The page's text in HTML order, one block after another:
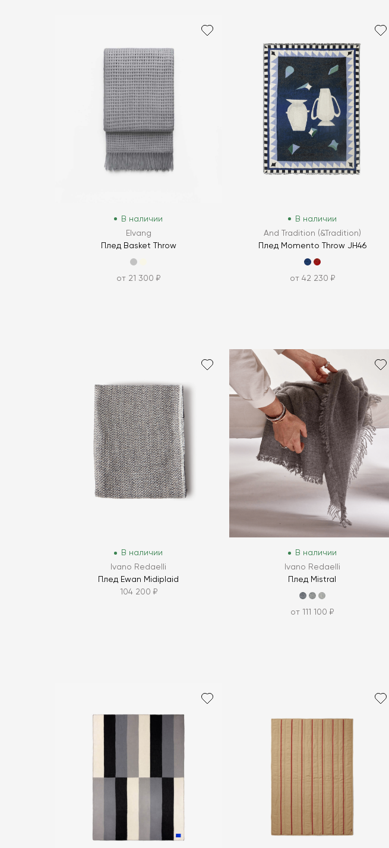
В наличии
Elvang
Плед Basket Throw
от 21 300 ₽
В наличии
And Tradition (&Tradition)
Плед Momento Throw JH46
от 42 230 ₽
В наличии
Ivano Redaelli
Плед Ewan Midiplaid
104 200 ₽
В наличии
Ivano Redaelli
Плед Mistral
от 111 100 ₽